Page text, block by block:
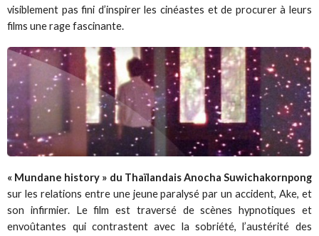
visiblement pas fini d’inspirer les cinéastes et de procurer à leurs
films une rage fascinante.
« Mundane history » du Thaïlandais Anocha Suwichakornpong
sur les relations entre une jeune paralysé par un accident, Ake, et
son infirmier. Le film est traversé de scènes hypnotiques et
envoûtantes qui contrastent avec la sobriété, l’austérité des